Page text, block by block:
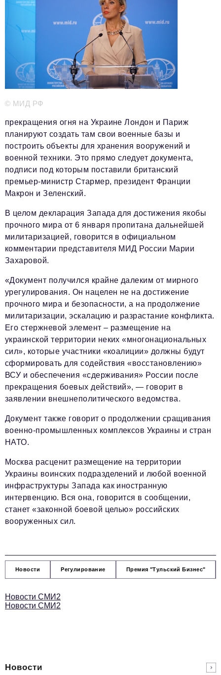
+7 495 727-01-67
Электронные почты редакции:
Информационный отдел
info@business-magazine.online
Отдел рекламы
reklama@business-magazine.online
podpiska@business-magazine.online
Отдел по работе с партнерами
partner@business-magazine.online
© МИД РФ
прекращения огня на Украине Лондон и Париж
планируют создать там свои военные базы и
построить объекты для хранения вооружений и
военной техники. Это прямо следует документа,
подписи под которым поставили британский
премьер-министр Стармер, президент Франции
Макрон и Зеленский.
В целом декларация Запада для достижения якобы
прочного мира от 6 января пропитана дальнейшей
милитаризацией, говорится в официальном
комментарии представителя МИД России Марии
Захаровой.
«Документ получился крайне далеким от мирного
урегулирования. Он нацелен не на достижение
прочного мира и безопасности, а на продолжение
милитаризации, эскалацию и разрастание конфликта.
Его стержневой элемент – размещение на
украинской территории неких «многонациональных
сил», которые участники «коалиции» должны будут
сформировать для содействия «восстановлению»
ВСУ и обеспечения «сдерживания» России после
прекращения боевых действий», — говорит в
заявлении внешнеполитического ведомства.
Документ также говорит о продолжении сращивания
военно-промышленных комплексов Украины и стран
НАТО.
Москва расценит размещение на территории
Украины воинских подразделений и любой военной
инфраструктуры Запада как иностранную
интервенцию. Вся она, говорится в сообщении,
станет «законной боевой целью» российских
вооруженных сил.
Новости Регулирование Премия "Тульский Бизнес"
Новости СМИ2
Новости СМИ2
Новости